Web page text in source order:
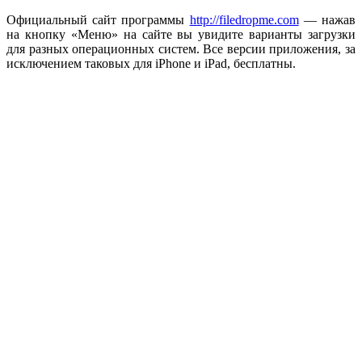
Официальный сайт программы http://filedropme.com— нажав
на кнопку «Меню» на сайте вы увидите варианты загрузки
для разных операционных систем. Все версии приложения, за
исключением таковых для iPhone и iPad, бесплатны.